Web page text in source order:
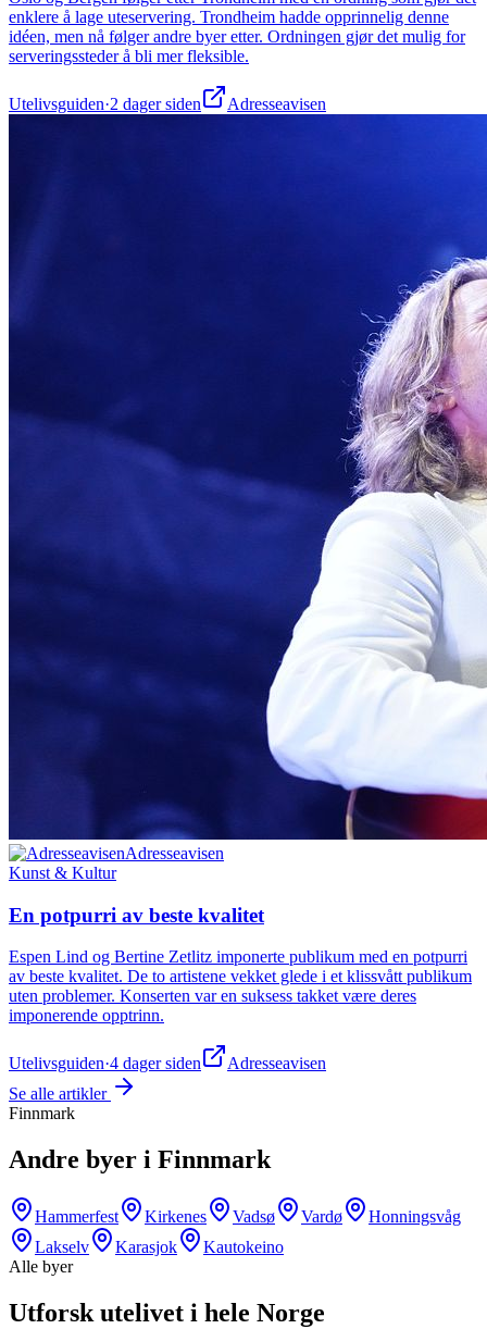
enklere å lage uteservering. Trondheim hadde opprinnelig denne
idéen, men nå følger andre byer etter. Ordningen gjør det mulig for
serveringssteder å bli mer fleksible.
Utelivsguiden·2 dager siden Adresseavisen
Adresseavisen
Kunst & Kultur
En potpurri av beste kvalitet
Espen Lind og Bertine Zetlitz imponerte publikum med en potpurri
av beste kvalitet. De to artistene vekket glede i et klissvått publikum
uten problemer. Konserten var en suksess takket være deres
imponerende opptrinn.
Utelivsguiden·4 dager siden
Adresseavisen
Se alle artikler
Finnmark
Andre byer i Finnmark
Hammerfest Kirkenes Vadsø Vardø
Honningsvåg
Lakselv
Karasjok
Kautokeino
Alle byer
Utforsk utelivet i hele Norge